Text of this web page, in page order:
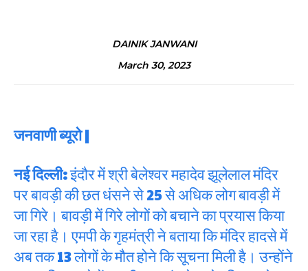
DAINIK JANWANI
March 30, 2023
जनवाणी ब्यूरो |
नई दिल्ली:इंदौर में श्री बेलेश्वर महादेव झूलेलाल मंदिर
पर बावड़ी की छत धंसने से 25 से अधिक लोग बावड़ी में
जा गिरे। बावड़ी में गिरे लोगों को बचाने का प्रयास किया
जा रहा है। एमपी के गृहमंत्री ने बताया कि मंदिर हादसे में
अब तक 13 लोगों के मौत होने कि सूचना मिली है। उन्होंने